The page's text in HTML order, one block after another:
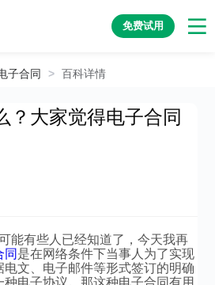
免费试用
子合同 > 百科详情
？大家觉得电子合同
能有些人已经知道了，今天我再
同 是在网络条件下当事人为了实现
文、电子邮件等形式签订的明确
电子协议。那这种电子合同有用